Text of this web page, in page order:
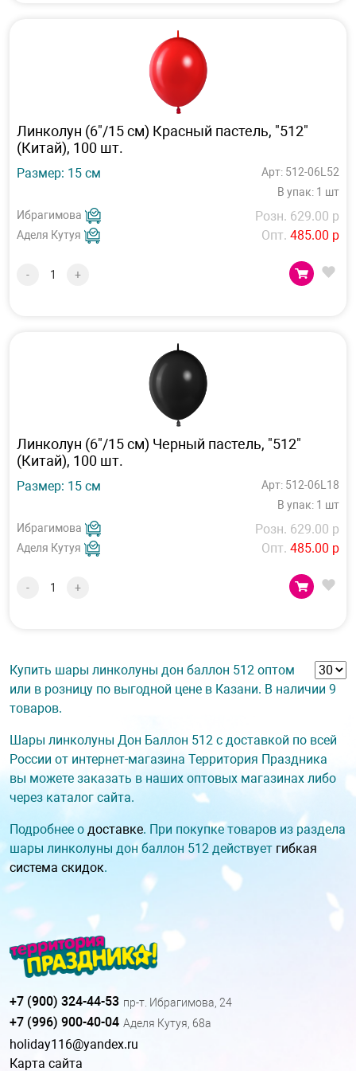
Линколун (6"/15 см) Красный пастель, "512"
(Китай), 100 шт.
Размер: 15 см
Арт: 512-06L52
В упак: 1 шт
Ибрагимова
Аделя Кутуя
Розн. 629.00 р
Опт. 485.00 р
- +
Линколун (6"/15 см) Черный пастель, "512"
(Китай), 100 шт.
Размер: 15 см
Арт: 512-06L18
В упак: 1 шт
Ибрагимова
Аделя Кутуя
Розн. 629.00 р
Опт. 485.00 р
- +
Купить шары линколуны дон баллон 512 оптом
или в розницу по выгодной цене в Казани. В наличии 9
товаров.
Шары линколуны Дон Баллон 512 с доставкой по всей
России от интернет-магазина Территория Праздника
вы можете заказать в наших оптовых магазинах либо
через каталог сайта.
Подробнее о доставке. При покупке товаров из раздела
шары линколуны дон баллон 512 действует гибкая
система скидок.
+7 (900) 324-44-53 пр-т. Ибрагимова, 24
+7 (996) 900-40-04 Аделя Кутуя, 68а
holiday116@yandex.ru
Карта сайта